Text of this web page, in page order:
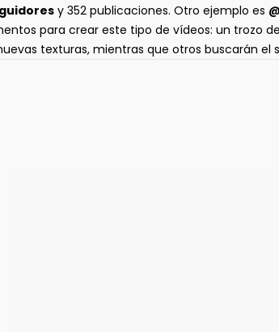
y 352 publicaciones. Otro ejemplo es
para crear este tipo de vídeos: un trozo
texturas, mientras que otros buscarán